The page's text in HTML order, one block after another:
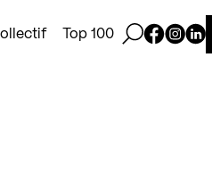
Top 100 Ouvrir la
PagePage